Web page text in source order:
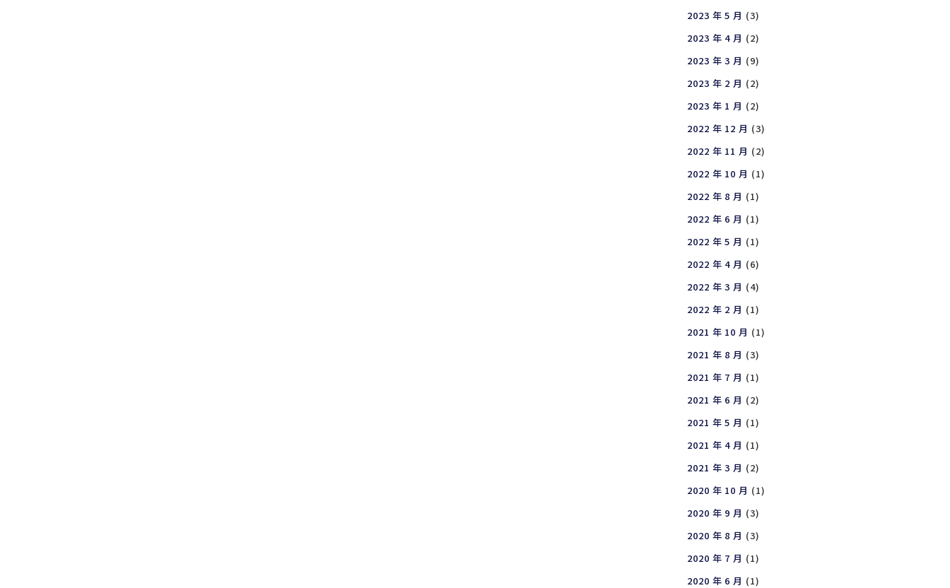
2023 年 5 月 (3)
2023 年 4 月 (2)
2023 年 3 月 (9)
2023 年 2 月 (2)
2023 年 1 月 (2)
2022 年 12 月 (3)
2022 年 11 月 (2)
2022 年 10 月 (1)
2022 年 8 月 (1)
2022 年 6 月 (1)
2022 年 5 月 (1)
2022 年 4 月 (6)
2022 年 3 月 (4)
2022 年 2 月 (1)
2021 年 10 月 (1)
2021 年 8 月 (3)
2021 年 7 月 (1)
2021 年 6 月 (2)
2021 年 5 月 (1)
2021 年 4 月 (1)
2021 年 3 月 (2)
2020 年 10 月 (1)
2020 年 9 月 (3)
2020 年 8 月 (3)
2020 年 7 月 (1)
2020 年 6 月 (1)